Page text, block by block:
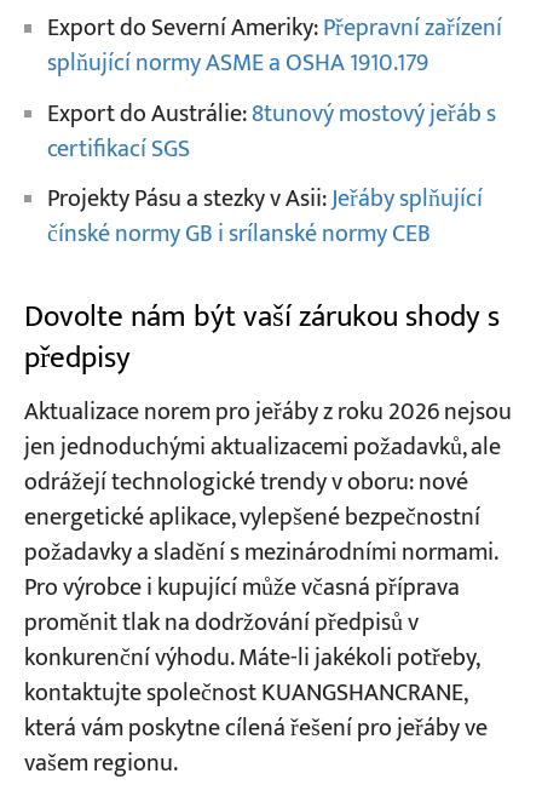
Export do Severní Ameriky:Přepravní zařízení
splňující normy ASME a OSHA 1910.179
Export do Austrálie:8tunový mostový jeřáb s
certifikací SGS
Projekty Pásu a stezky v Asii:Jeřáby splňující
čínské normy GB i srílanské normy CEB
Dovolte nám být vaší zárukou shody s
předpisy
Aktualizace norem pro jeřáby z roku 2026 nejsou
jen jednoduchými aktualizacemi požadavků, ale
odrážejí technologické trendy v oboru: nové
energetické aplikace, vylepšené bezpečnostní
požadavky a sladění s mezinárodními normami.
Pro výrobce i kupující může včasná příprava
proměnit tlak na dodržování předpisů v
konkurenční výhodu. Máte-li jakékoli potřeby,
kontaktujte společnost KUANGSHANCRANE,
která vám poskytne cílená řešení pro jeřáby ve
vašem regionu.